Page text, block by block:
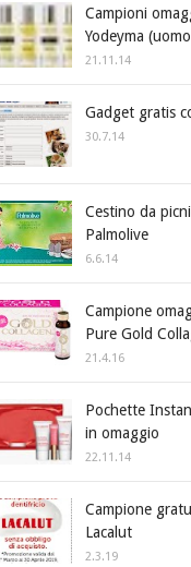
Campioni
Yodeyma
21.11.14
Gadget gratis
30.7.14
Cestino da
Palmolive
6.6.14
Campione
Pure Gold
21.4.16
Pochette
in omaggio
22.11.14
Campione
Lacalut
2.3.19